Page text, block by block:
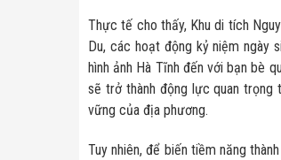
Thực tế cho thấy, Khu di tích
Du, các hoạt động kỷ niệm ngày
hình ảnh Hà Tĩnh đến với bạn bè
sẽ trở thành động lực quan
vững của địa phương.
Tuy nhiên, để biến tiềm năng